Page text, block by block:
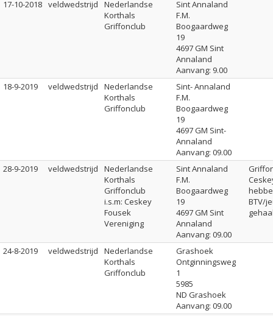
17-10-2018 veldwedstrijd
Nederlandse
Korthals
Griffonclub
Sint Annaland
F.M.
Boogaardweg
19
4697 GM Sint
Annaland
Aanvang: 9.00
18-9-2019
veldwedstrijd
Nederlandse
Korthals
Griffonclub
Sint- Annaland
F.M.
Boogaardweg
19
4697 GM Sint-
Annaland
Aanvang: 09.00
28-9-2019
veldwedstrijd
Nederlandse
Korthals
Griffonclub
i.s.m: Ceskey
Fousek
Vereniging
Sint Annaland
F.M.
Boogaardweg
19
4697 GM Sint
Annaland
Aanvang: 09.00
BTV/
24-8-2019 veldwedstrijd
Nederlandse
Korthals
Griffonclub
Grashoek
Ontginningsweg
1
5985
ND Grashoek
Aanvang: 09.00